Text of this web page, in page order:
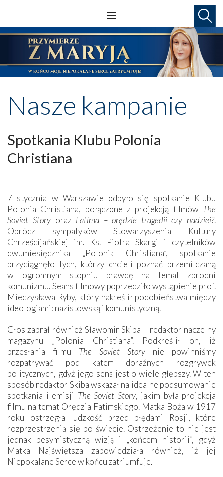
Nasze kampanie
Spotkania Klubu Polonia
Christiana
7 stycznia w Warszawie odbyło się spotkanie Klubu
Polonia Christiana, połączone z projekcją filmów The
Soviet Storyoraz Fatima – orędzie tragedii czy nadziei?.
Oprócz sympatyków Stowarzyszenia Kultury
Chrześcijańskiej im. Ks. Piotra Skargi i czytelników
dwumiesięcznika „Polonia Christiana”, spotkanie
przyciągnęło tych, którzy chcieli poznać przemilczaną
w ogromnym stopniu prawdę na temat zbrodni
komunizmu. Seans filmowy poprzedziło wystąpienie prof.
Mieczysława Ryby, który nakreślił podobieństwa między
ideologiami: nazistowską i komunistyczną.
Głos zabrał również Sławomir Skiba – redaktor naczelny
magazynu „Polonia Christiana”. Podkreślił on, iż
przesłania filmu The Soviet Story nie powinniśmy
rozpatrywać pod kątem doraźnych rozgrywek
politycznych, gdyż jego sens jest o wiele głębszy. W ten
sposób redaktor Skiba wskazał na idealne podsumowanie
spotkania i emisji The Soviet Story, jakim była projekcja
filmu na temat Orędzia Fatimskiego. Matka Boża w 1917
roku ostrzegła ludzkość przed błędami Rosji, które
rozprzestrzenią się po świecie. Ostrzeżenie to nie jest
jednak pesymistyczną wizją i „końcem historii”, gdyż
Matka Najświętsza zapowiedziała również, iż jej
Niepokalane Serce w końcu zatriumfuje.